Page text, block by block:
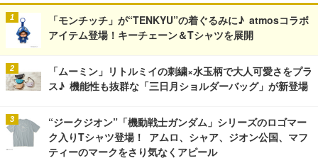
「モンチッチ」が“TENKYU”の着ぐるみに♪ atmosコラボ
アイテム登場！キーチェーン＆Tシャツを展開
「ムーミン」リトルミイの刺繍×水玉柄で大人可愛さをプラ
ス♪ 機能性も抜群な「三日月ショルダーバッグ」が新登場
“ジークジオン”「機動戦士ガンダム」シリーズのロゴマー
ク入りTシャツ登場！ アムロ、シャア、ジオン公国、マフ
ティーのマークをさり気なくアピール